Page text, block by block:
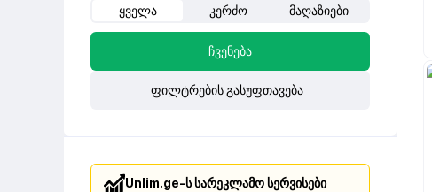
ყველა კერძო მაღაზიები
ჩვენება
ფილტრების გასუფთავება
Unlim.ge-ს სარეკლამო სერვისები